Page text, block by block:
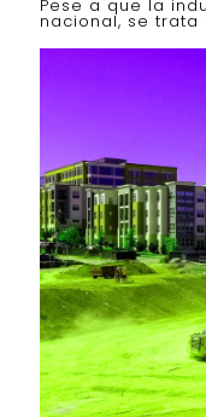
Pese a que la
nacional, se